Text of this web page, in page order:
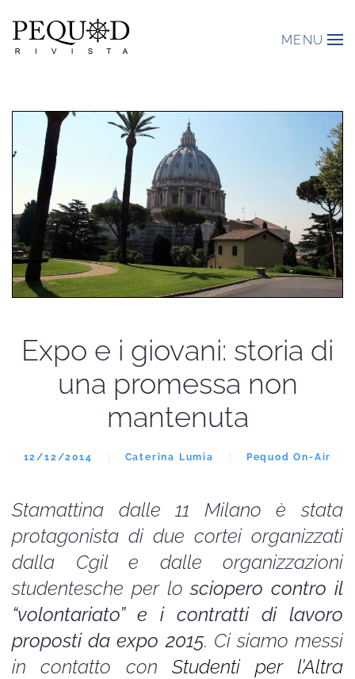
MENU
Expo e i giovani: storia di
una promessa non
mantenuta
12/12/2014 Caterina Lumia Pequod On-Air
Stamattina dalle 11 Milano è stata
protagonista di due cortei organizzati
dalla Cgil e dalle organizzazioni
studentesche per losciopero contro il
“volontariato” e i contratti di lavoro
proposti da expo 2015. Ci siamo messi
in contatto conStudenti per l’Altra